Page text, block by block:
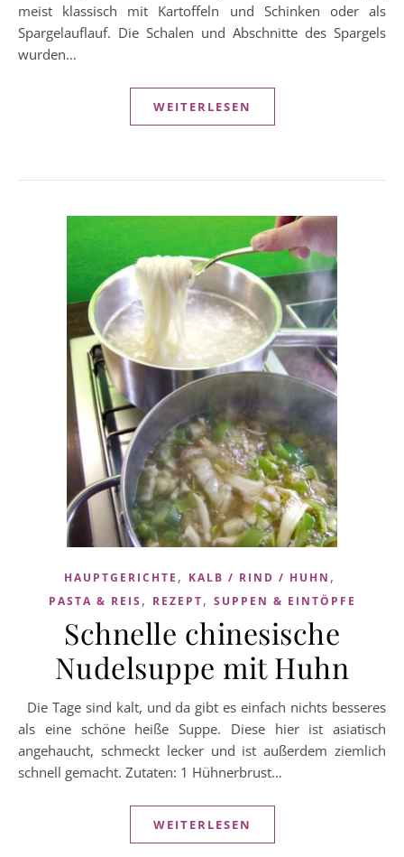
meist klassisch mit Kartoffeln und Schinken oder als
Spargelauflauf. Die Schalen und Abschnitte des Spargels
wurden…
WEITERLESEN
HAUPTGERICHTE , KALB / RIND / HUHN ,
PASTA & REIS , REZEPT, SUPPEN & EINTÖPFE
Schnelle chinesische
Nudelsuppe mit Huhn
Die Tage sind kalt, und da gibt es einfach nichts besseres
als eine schöne heiße Suppe. Diese hier ist asiatisch
angehaucht, schmeckt lecker und ist außerdem ziemlich
schnell gemacht. Zutaten: 1 Hühnerbrust…
WEITERLESEN